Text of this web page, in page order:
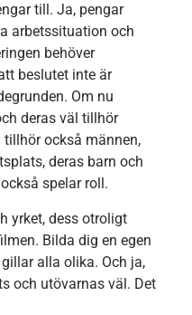
till. Ja, pengar
arbetssituation och
behöver
beslutet inte är
Om nu
deras väl tillhör
tillhör också männen,
deras barn och
spelar roll.
yrket, dess otroligt
Bilda dig en egen
alla olika. Och ja,
och utövarnas väl. Det